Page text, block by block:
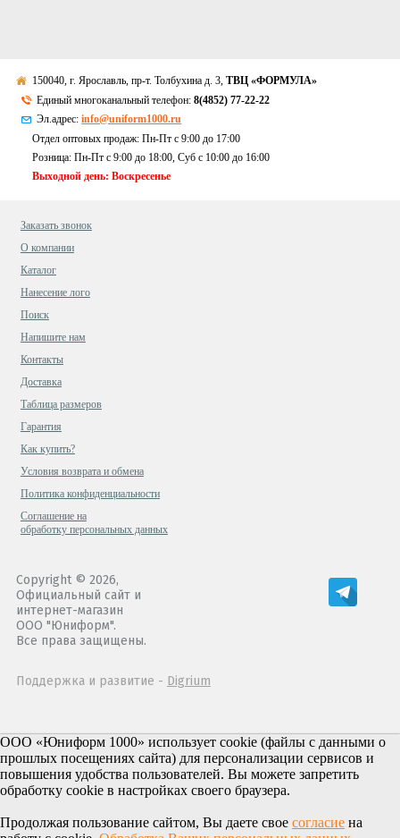
150040, г. Ярославль, пр-т. Толбухина д. 3,ТВЦ «ФОРМУЛА»
Единый многоканальный телефон:8(4852) 77-22-22
Эл.адрес:info@uniform1000.ru
Отдел оптовых продаж: Пн-Пт с 9:00 до 17:00
Розница: Пн-Пт с 9:00 до 18:00, Суб c 10:00 до 16:00
Выходной день: Воскресенье
Заказать звонок
О компании
Каталог
Нанесение лого
Поиск
Напишите нам
Контакты
Доставка
Таблица размеров
Гарантия
Как купить?
Условия возврата и обмена
Политика конфиденциальности
Cоглашение на
обработку персональных данных
Copyright © 2026,
Официальный сайт и
интернет-магазин
ООО "Юниформ".
Все права защищены.
Поддержка и развитие - Digrium
ООО «Юниформ 1000» использует cookie (файлы с данными о
прошлых посещениях сайта) для персонализации сервисов и
повышения удобства пользователей. Вы можете запретить
обработку cookie в настройках своего браузера.
Продолжая пользование сайтом, Вы даете свое согласие на